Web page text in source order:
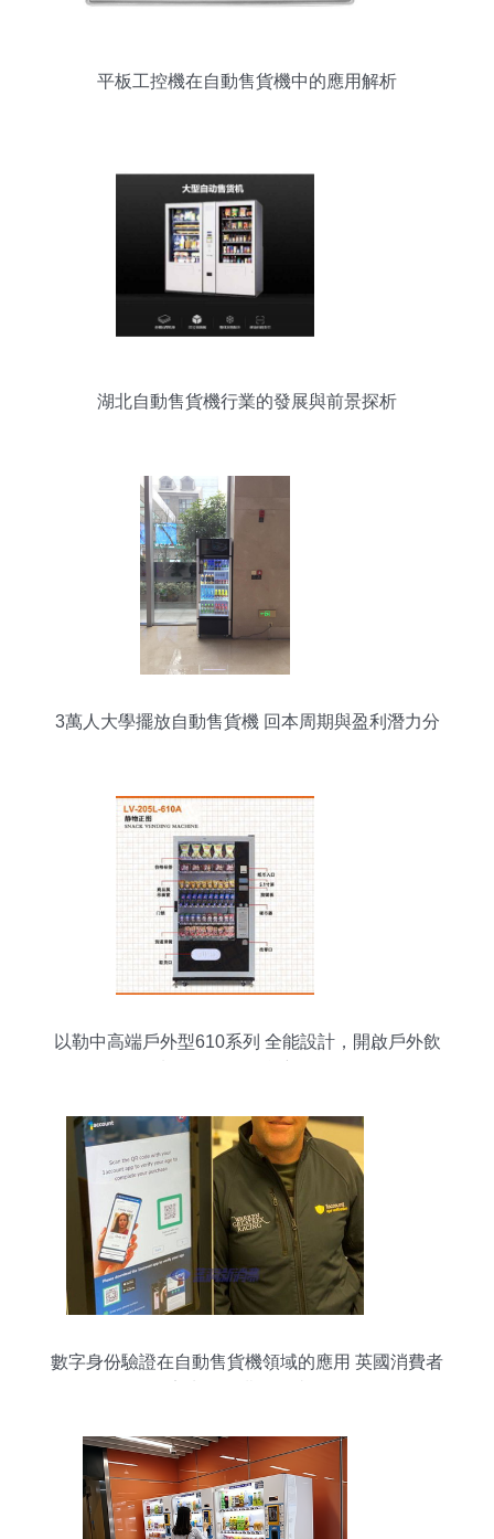
平板工控機在自動售貨機中的應用解析
湖北自動售貨機行業的發展與前景探析
3萬人大學擺放自動售貨機 回本周期與盈利潛力分
以勒中高端戶外型610系列 全能設計，開啟戶外飲
數字身份驗證在自動售貨機領域的應用 英國消費者